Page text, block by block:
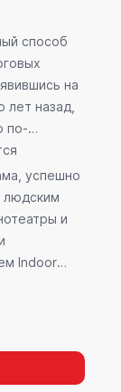
способ
на
лет назад,
по-
успешно
и
Indoor
в
на